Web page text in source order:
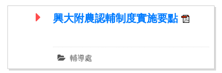
興大附農認輔制度實施要點
輔導處